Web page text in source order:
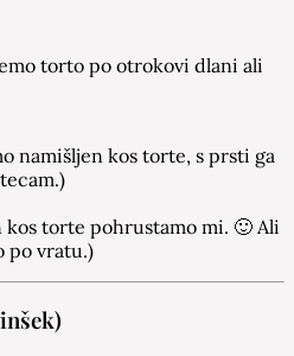
torto po otrokovi dlani ali
namišljen kos torte, s prsti ga
torte pohrustamo mi. 🙂 Ali
po vratu.)